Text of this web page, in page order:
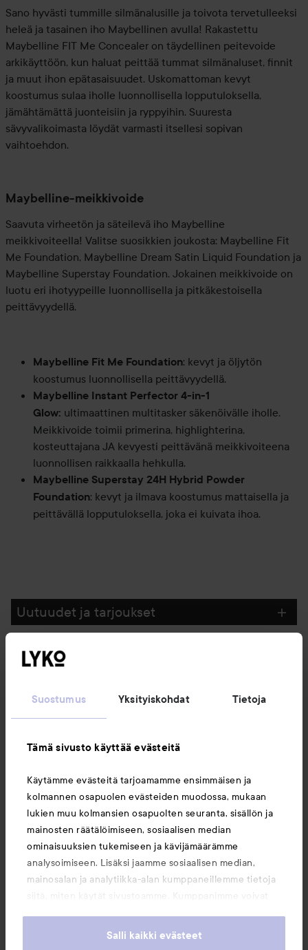
Suostumus Yksityiskohdat Tietoja
Tämä sivusto käyttää evästeitä
Käytämme evästeitä tarjoamamme ensimmäisen ja
kolmannen osapuolen evästeiden muodossa, mukaan
lukien muu kolmansien osapuolten seuranta, sisällön ja
mainosten räätälöimiseen, sosiaalisen median
ominaisuuksien tukemiseen ja kävijämäärämme
analysoimiseen. Lisäksi jaamme sosiaalisen median,
mainosalan ja analytiikka-alan kumppaneillemme tietoja
heille tai joita on kerätty, kun olet käyttänyt heidän
Salli kaikki evästeet
Sano hyvästi tummille silmänalusille ja toivota tervetulleeksi
heleä ja tasainen iho Maybellinen avulla! Rakastettu
Maybelline FIT Me Concealer on täydellinen peitevoide
arkikäyttöön, kun haluat peittää tummat silmänaluset, finnit
ja muut ihon epätasaisuudet. Uskomattoman kevyt
koostumus sulaa iholle luonnollisella lopputuloksella,
jämähtämättä juonteisiin ja ryppyihin. Suuresta
sävyvalikoimasta löydät varmasti itsellesi sopivan
vaihtoehdon.
Maybelline-meikkivoide
Saavuta virheetön ja säteilevä iho Maybelline
meikkivoiteella! Valitse suosikkien joukosta: Maybelline Fit
Me Foundation, Maybelline Dream Satin Liquid Foundation ja
Maybelline Superstay Foundation. Jokainen meikkivoide on
luotu eri ihotyypeille luonnollisella ja pitkäkestoisella
peittävyydellä.
Maybelline Fit Me Foundation: kevyt ja öljytön
koostumus luonnollisella peittävyydellä.
Maybelline Instant Perfector 4-in-1
Glow: ultimaattinen multitasker säkenöivälle iholle.
Meikkivoide toimii primerina, highlighterina,
kosteuttajana JA kevyesti peittävänä meikkivoiteena
luonnollisen raikkaalla hehkulla.
Maybelline Superstay 24H Hybrid Powder
Foundation: kevyt ja ilmava koostumus mattaisella ja
peittävällä lopputuloksella, joka ei kuivata ihoa.
Uutuudet ja tarjoukset
Seuraa meitä
Asiakaspalvelu
Tietoja
Saattaisit myös tykätä